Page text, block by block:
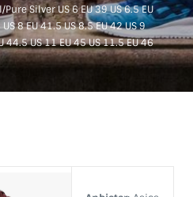
Silver US 6 EU 39 US 6.5 EU
8 EU 41.5 US 8.5 EU 42 US 9
44.5 US 11 EU 45 US 11.5 EU 46